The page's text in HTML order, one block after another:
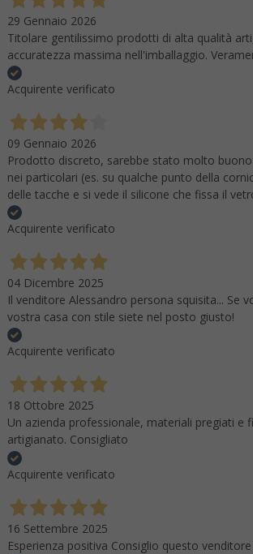
29 Gennaio 2026
Titolare gentilissimo prodotti di alta qualità
accuratezza massima nell'imballaggio.
Acquirente verificato
09 Gennaio 2026
Prodotto discreto, sarebbe stato molto
nei particolari (es. su qualche punto della
delle tacche e si vede il silicone che fissa il
Acquirente verificato
04 Dicembre 2025
Il venditore Alessandro persona squisita... Se
vostra casa con stile siete nel posto giusto!
Acquirente verificato
18 Ottobre 2025
Un azienda professionale, materiali pregiati e
artigianato. Consigliato
Acquirente verificato
16 Settembre 2025
Esperienza positiva Consiglio questo venditore